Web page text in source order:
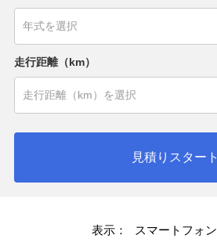
走行距離（km）
見積りスタート
表示： スマートフォン